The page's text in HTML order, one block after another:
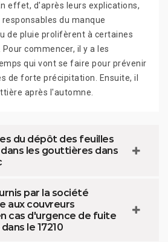
effet, d'après leurs explications,
du manque
de pluie prolifèrent à certaines
commencer, il y a les
qui vont se faire pour prévenir
de forte précipitation. Ensuite, il
après l'automne.
du dépôt des feuilles
les gouttières dans
par la société
aux couvreurs
cas d'urgence de fuite
le 17210